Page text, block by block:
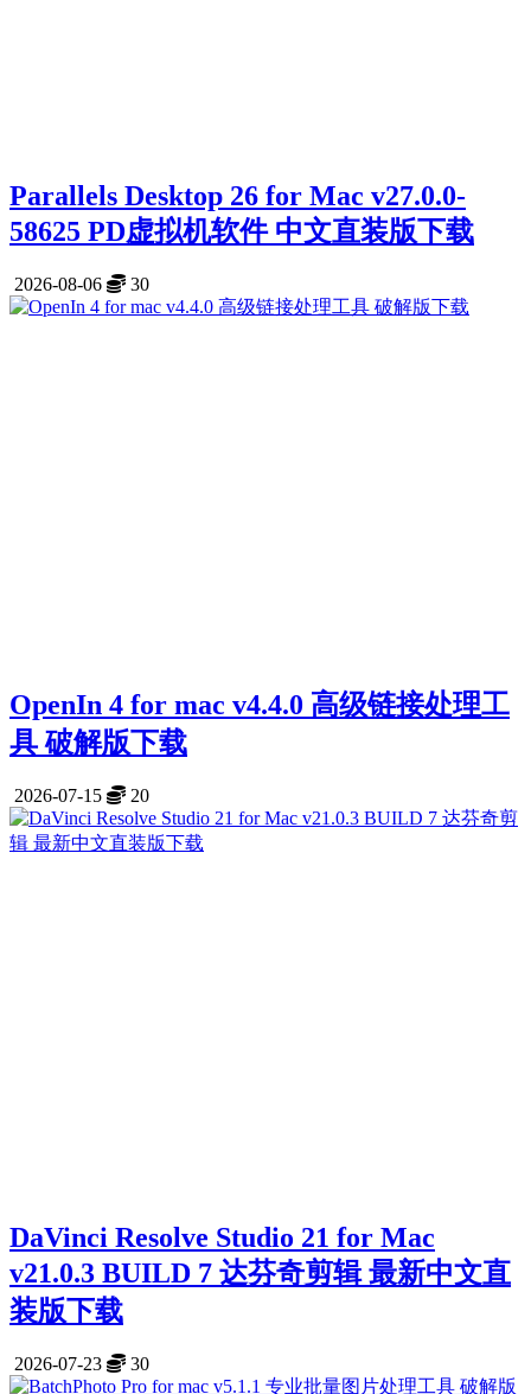
Parallels Desktop 26 for Mac v27.0.0-
58625 PD虚拟机软件 中文直装版下载
2026-08-06 30
OpenIn 4 for mac v4.4.0 高级链接处理工
具 破解版下载
2026-07-15 20
DaVinci Resolve Studio 21 for Mac
v21.0.3 BUILD 7 达芬奇剪辑 最新中文直
装版下载
2026-07-23 30